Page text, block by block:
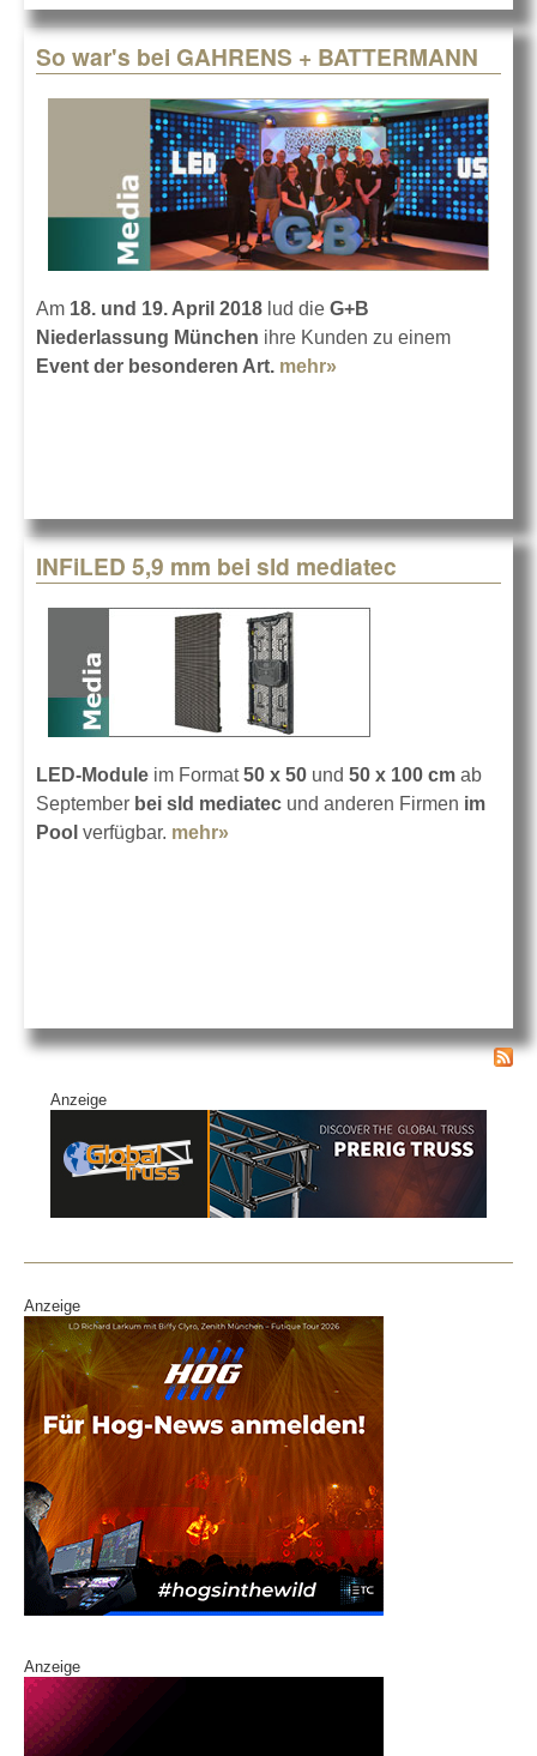
So war's bei GAHRENS + BATTERMANN
Am 18. und 19. April 2018 lud die G+B
Niederlassung München ihre Kunden zu einem
Event der besonderen Art. mehr»
INFiLED 5,9 mm bei sld mediatec
LED-Module im Format50 x 50 und 50 x 100 cm ab
September bei sld mediatec und anderen Firmen im
Pool verfügbar. mehr»
Anzeige
Anzeige
Anzeige